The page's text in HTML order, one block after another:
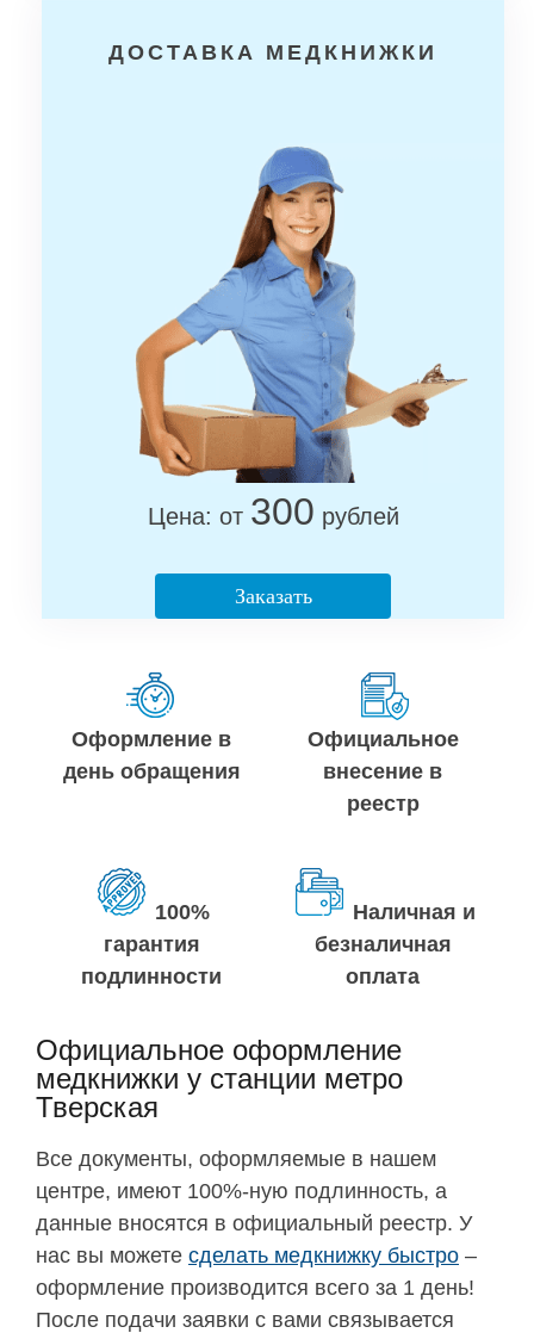
ДОСТАВКА МЕДКНИЖКИ
Цена: от 300 рублей
Заказать
Оформление в
день обращения
Официальное
внесение в
реестр
100%
гарантия
подлинности
Наличная и
безналичная
оплата
Официальное оформление
медкнижки у станции метро
Тверская
Все документы, оформляемые в нашем
центре, имеют 100%-ную подлинность, а
данные вносятся в официальный реестр. У
нас вы можете сделать медкнижку быстро –
оформление производится всего за 1 день!
После подачи заявки с вами связывается